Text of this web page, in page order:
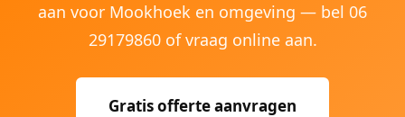
aan voor Mookhoek en omgeving — bel 06
29179860 of vraag online aan.
Gratis offerte aanvragen